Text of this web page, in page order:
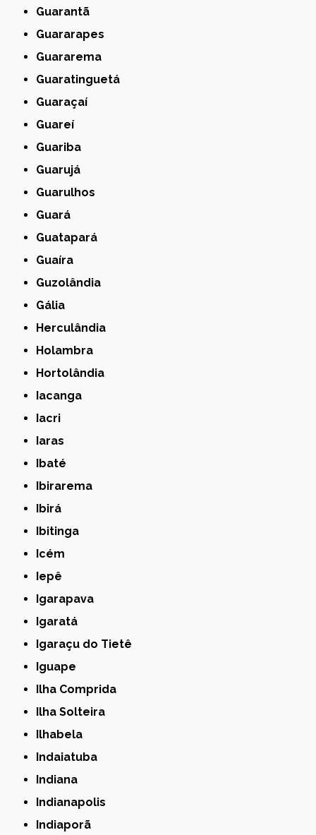
Guarantã
Guararapes
Guararema
Guaratinguetá
Guaraçaí
Guareí
Guariba
Guarujá
Guarulhos
Guará
Guatapará
Guaíra
Guzolândia
Gália
Herculândia
Holambra
Hortolândia
Iacanga
Iacri
Iaras
Ibaté
Ibirarema
Ibirá
Ibitinga
Icém
Iepê
Igarapava
Igaratá
Igaraçu do Tietê
Iguape
Ilha Comprida
Ilha Solteira
Ilhabela
Indaiatuba
Indiana
Indianapolis
Indiaporã